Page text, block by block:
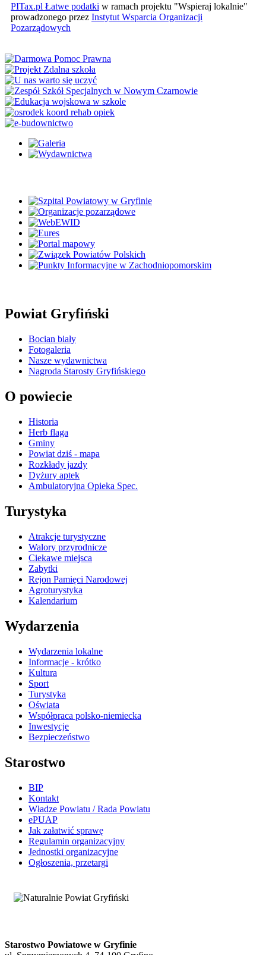
PITax.pl Łatwe podatki w ramach projektu "Wspieraj lokalnie"
prowadzonego przez Instytut Wsparcia Organizacji
Pozarządowych
Powiat Gryfiński
Bocian biały
Fotogaleria
Nasze wydawnictwa
Nagroda Starosty Gryfińskiego
O powiecie
Historia
Herb flaga
Gminy
Powiat dziś - mapa
Rozkłady jazdy
Dyżury aptek
Ambulatoryjna Opieka Spec.
Turystyka
Atrakcje turystyczne
Walory przyrodnicze
Ciekawe miejsca
Zabytki
Rejon Pamięci Narodowej
Agroturystyka
Kalendarium
Wydarzenia
Wydarzenia lokalne
Informacje - krótko
Kultura
Sport
Turystyka
Oświata
Współpraca polsko-niemiecka
Inwestycje
Bezpieczeństwo
Starostwo
BIP
Kontakt
Władze Powiatu / Rada Powiatu
ePUAP
Jak załatwić sprawę
Regulamin organizacyjny
Jednostki organizacyjne
Ogłoszenia, przetargi
Starostwo Powiatowe w Gryfinie